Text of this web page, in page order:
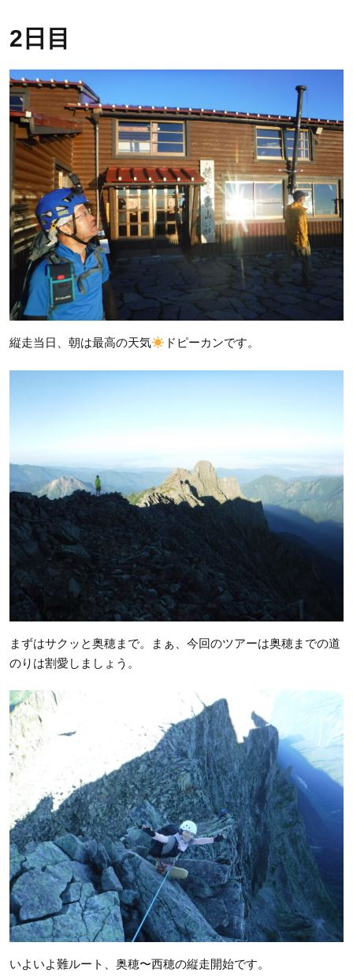
2日目
縦走当日、朝は最高の天気 ドピーカンです。
まずはサクッと奥穂まで。まぁ、今回のツアーは奥穂までの道
のりは割愛しましょう。
いよいよ難ルート、奥穂〜西穂の縦走開始です。